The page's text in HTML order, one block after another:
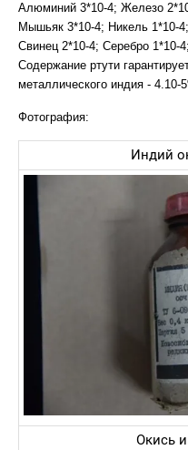
Алюминий 3*10-4; Железо
Мышьяк 3*10-4; Никель 1*10-
Свинец 2*10-4; Серебро
Содержание ртути
металлического индия - 4.10-
Фотография:
Индий
Окись